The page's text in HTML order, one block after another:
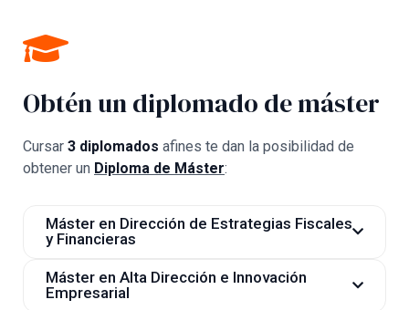
Obtén un diplomado de máster
Cursar 3 diplomados afines te dan la posibilidad de
obtener un Diploma de Máster:
Máster en Dirección de Estrategias Fiscales
y Financieras
Diplomado en Alta Dirección Empresarial
Diplomado en Impuestos y Práctica Fiscal
Máster en Alta Dirección e Innovación
Empresarial